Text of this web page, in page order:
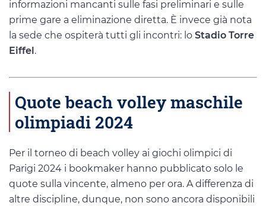
informazioni mancanti sulle fasi preliminari e sulle
prime gare a eliminazione diretta. È invece già nota
la sede che ospiterà tutti gli incontri: lo Stadio Torre
Eiffel.
Quote beach volley maschile
olimpiadi 2024
Per il torneo di beach volley ai giochi olimpici di
Parigi 2024 i bookmaker hanno pubblicato solo le
quote sulla vincente, almeno per ora. A differenza di
altre discipline, dunque, non sono ancora disponibili